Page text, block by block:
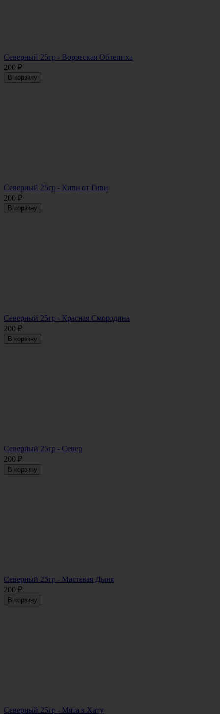
Северный 25гр - Воровская Облепиха
200 ₽
В корзину
Северный 25гр - Киви от Гиви
200 ₽
В корзину
Северный 25гр - Красная Смородина
200 ₽
В корзину
Северный 25гр - Север
200 ₽
В корзину
Северный 25гр - Мастевая Дыня
200 ₽
В корзину
Северный 25гр - Мята в Хату